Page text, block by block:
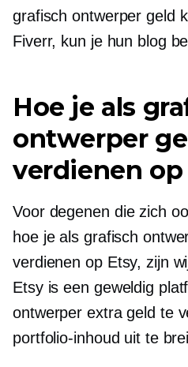
grafisch ontwerper geld
Fiverr, kun je hun blog
Hoe je als
ontwerper
verdienen op
Voor degenen die zich
hoe je als grafisch
verdienen op Etsy, zijn
Etsy is een geweldig
ontwerper extra geld te
portfolio-inhoud uit te